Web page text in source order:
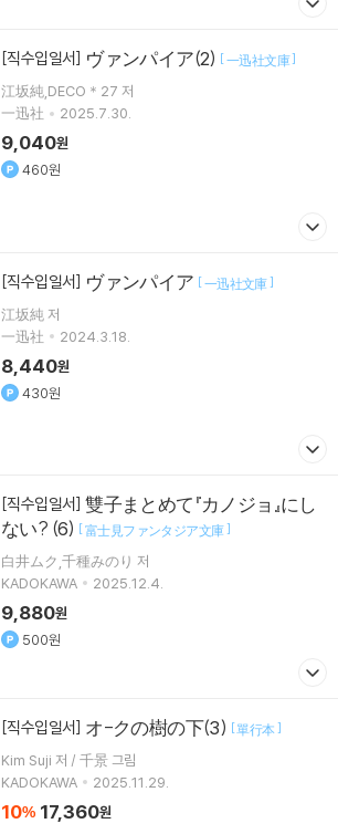
[직수입일서] ヴァンパイア(2) [一迅社文庫]
江坂純,DECO＊27 저
一迅社
2025.7.30.
9,040원
460원
[직수입일서] ヴァンパイア [一迅社文庫]
江坂純 저
一迅社
2024.3.18.
8,440원
430원
[직수입일서] 雙子まとめて『カノジョ』にし
ない? (6) [富士見ファンタジア文庫]
白井ムク,千種みのり 저
KADOKAWA
2025.12.4.
9,880원
500원
[직수입일서] オ-クの樹の下(3) [單行本]
Kim Suji 저 / 千景 그림
KADOKAWA
2025.11.29.
10% 17,360원